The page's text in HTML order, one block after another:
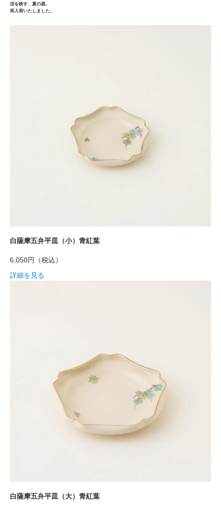
涼を映す、夏の器。
再入荷いたしました。
白薩摩五弁平皿（小）青紅葉
6,050円
（税込）
詳細を見る
白薩摩五弁平皿（大）青紅葉